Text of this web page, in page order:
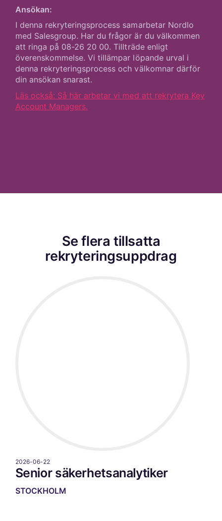
Ansökan:
I denna rekryteringsprocess samarbetar Nordlo
med Salesgroup. Har du frågor är du välkommen
att ringa på 08-26 20 00. Tillträde enligt
överenskommelse. Vi tillämpar löpande urval i
denna rekryteringsprocess och välkomnar därför
din ansökan snarast.
Läs också: Så här arbetar vi med att rekrytera Key
Account Managers.
Se flera tillsatta
rekryteringsuppdrag
2026-06-22
Senior säkerhetsanalytiker
STOCKHOLM